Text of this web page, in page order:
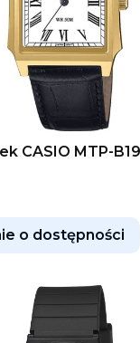
CASIO MTP-
o dostępności